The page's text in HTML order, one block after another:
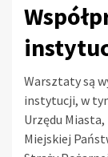
Warsztaty są
instytucji, w
Urzędu
Miejskiej